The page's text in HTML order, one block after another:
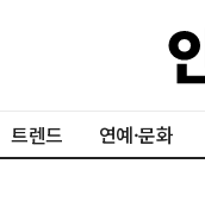
트렌드 연예·문화